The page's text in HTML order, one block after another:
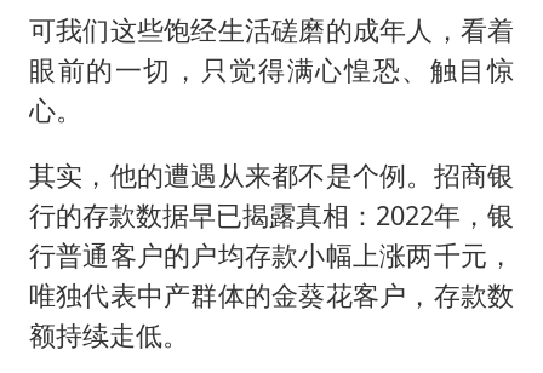
可我们这些饱经生活磋磨的成年人，看着
眼前的一切，只觉得满心惶恐、触目惊
心。
其实，他的遭遇从来都不是个例。招商银
行的存款数据早已揭露真相：2022年，银
行普通客户的户均存款小幅上涨两千元，
唯独代表中产群体的金葵花客户，存款数
额持续走低。